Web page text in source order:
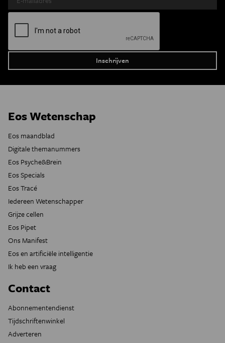
Eos Wetenschap
Eos maandblad
Digitale themanummers
Eos Psyche&Brein
Eos Specials
Eos Tracé
Iedereen Wetenschapper
Grijze cellen
Eos Pipet
Ons Manifest
Eos en artificiële intelligentie
Ik heb een vraag
Contact
Abonnementendienst
Tijdschriftenwinkel
Adverteren